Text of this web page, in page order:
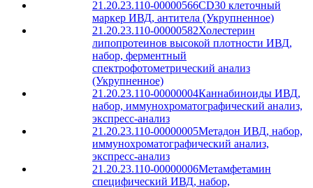
21.20.23.110-00000566CD30 клеточный
маркер ИВД, антитела (Укрупненное)
21.20.23.110-00000582Холестерин
липопротеинов высокой плотности ИВД,
набор, ферментный
спектрофотометрический анализ
(Укрупненное)
21.20.23.110-00000004Каннабиноиды ИВД,
набор, иммунохроматографический анализ,
экспресс-анализ
21.20.23.110-00000005Метадон ИВД, набор,
иммунохроматографический анализ,
экспресс-анализ
21.20.23.110-00000006Метамфетамин
специфический ИВД, набор,